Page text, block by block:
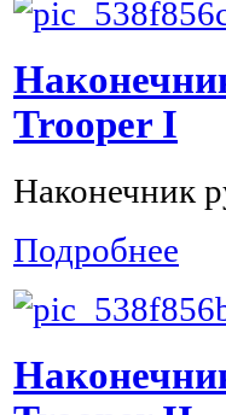
Trooper I
Наконечник
Подробнее